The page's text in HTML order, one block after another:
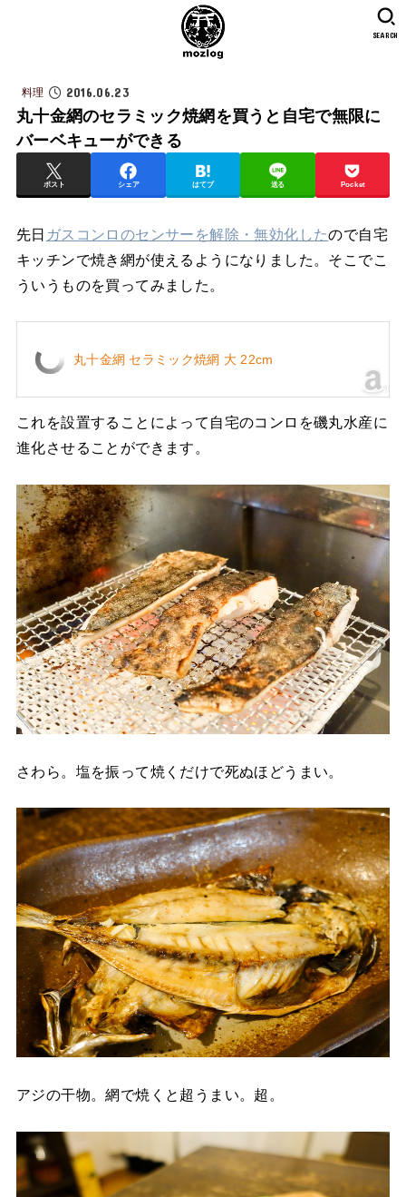
SEARCH
料理 2016.06.23
丸十金網のセラミック焼網を買うと自宅で無限に
バーベキューができる
ポスト シェア はてブ 送る Pocket
先日 ガスコンロのセンサーを解除・無効化したので自宅
キッチンで焼き網が使えるようになりました。そこでこ
ういうものを買ってみました。
丸十金網 セラミック焼網 大 22cm
これを設置することによって自宅のコンロを磯丸水産に
進化させることができます。
さわら。塩を振って焼くだけで死ぬほどうまい。
アジの干物。網で焼くと超うまい。超。